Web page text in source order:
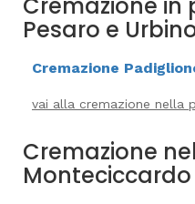
Pesaro e
Cremazione
vai alla cremazione nella
Cremazione
Monteciccardo